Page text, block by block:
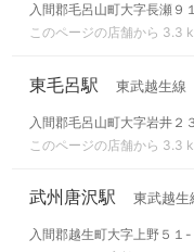
入間郡毛呂山町大字長瀬９
このページの店舗から 3.3
東毛呂駅 東武越生線
入間郡毛呂山町大字岩井２
このページの店舗から 3.3
武州唐沢駅 東武越生
入間郡越生町大字上野５１-